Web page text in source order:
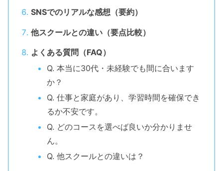
SNSでのリアルな感想（要約）
他スクールとの違い（要点比較）
よくある質問（FAQ）
Q. 本当に30代・未経験でも間に合います
か？
Q. 仕事と家庭があり、学習時間を確保でき
るか不安です。
Q. どのコースを選べば良いか分かりませ
ん。
Q. 他スクールとの違いは？